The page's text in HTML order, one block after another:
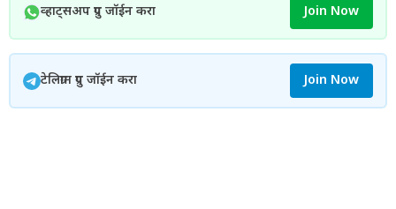
व्हाट्सअप ग्रुप जॉईन करा Join Now
टेलिग्राम ग्रुप जॉईन करा Join Now